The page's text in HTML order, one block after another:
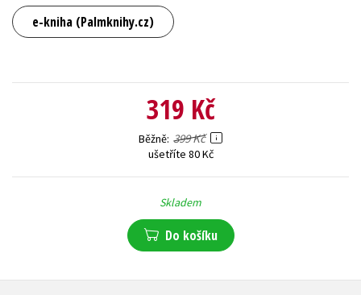
e-kniha (Palmknihy.cz)
319 Kč
Běžně 399 Kč
ušetříte 80 Kč
Skladem
Do košíku